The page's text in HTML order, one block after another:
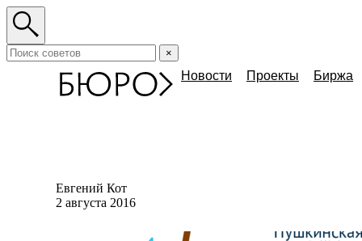
×
Новости Проекты Биржа
Евгений Кот
2 августа 2016